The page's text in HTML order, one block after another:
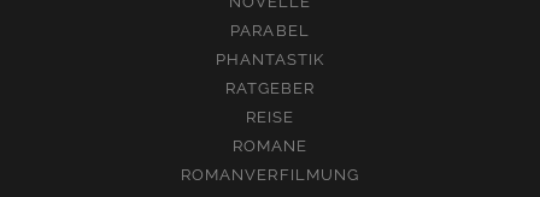
PARABEL
PHANTASTIK
RATGEBER
REISE
ROMANE
ROMANVERFILMUNG